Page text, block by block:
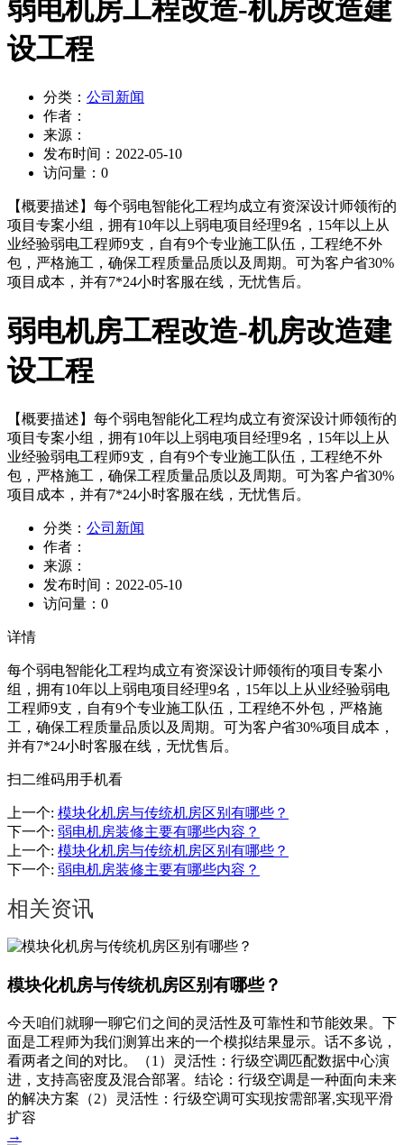
弱电机房工程改造-机房改造建
设工程
分类： 公司新闻
作者：
来源：
发布时间： 2022-05-10
访问量： 0
【概要描述】 每个弱电智能化工程均成立有资深设计师领衔的
项目专案小组，拥有10年以上弱电项目经理9名，15年以上从
业经验弱电工程师9支，自有9个专业施工队伍，工程绝不外
包，严格施工，确保工程质量品质以及周期。可为客户省30%
项目成本，并有7*24小时客服在线，无忧售后。
弱电机房工程改造-机房改造建
设工程
【概要描述】 每个弱电智能化工程均成立有资深设计师领衔的
项目专案小组，拥有10年以上弱电项目经理9名，15年以上从
业经验弱电工程师9支，自有9个专业施工队伍，工程绝不外
包，严格施工，确保工程质量品质以及周期。可为客户省30%
项目成本，并有7*24小时客服在线，无忧售后。
分类： 公司新闻
作者：
来源：
发布时间： 2022-05-10
访问量： 0
详情
每个弱电智能化工程均成立有资深设计师领衔的项目专案小
组，拥有10年以上弱电项目经理9名，15年以上从业经验弱电
工程师9支，自有9个专业施工队伍，工程绝不外包，严格施
工，确保工程质量品质以及周期。可为客户省30%项目成本，
并有7*24小时客服在线，无忧售后。
扫二维码用手机看
上一个: 模块化机房与传统机房区别有哪些？
下一个: 弱电机房装修主要有哪些内容？
上一个: 模块化机房与传统机房区别有哪些？
下一个: 弱电机房装修主要有哪些内容？
相关资讯
模块化机房与传统机房区别有哪些？
今天咱们就聊一聊它们之间的灵活性及可靠性和节能效果。下
面是工程师为我们测算出来的一个模拟结果显示。话不多说，
看两者之间的对比。（1）灵活性：行级空调匹配数据中心演
进，支持高密度及混合部署。结论：行级空调是一种面向未来
的解决方案（2）灵活性：行级空调可实现按需部署,实现平滑
扩容
→